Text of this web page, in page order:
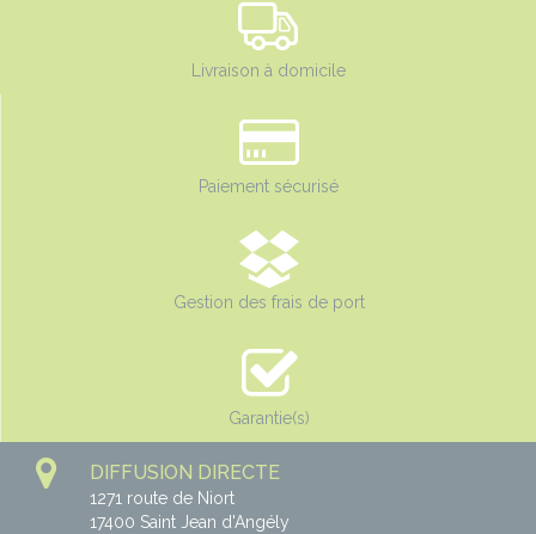
Livraison à domicile
Paiement sécurisé
Gestion des frais de port
Garantie(s)
DIFFUSION DIRECTE
1271 route de Niort
17400 Saint Jean d'Angély